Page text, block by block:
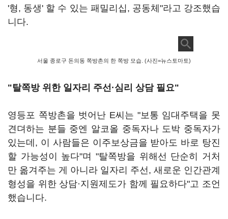
'형, 동생' 할 수 있는 패밀리십, 공동체"라고 강조했습
니다.
서울 종로구 돈의동 쪽방촌의 한 쪽방 모습. (사진=뉴스토마토)
"탈쪽방 위한 일자리 주선·심리 상담 필요"
영등포 쪽방촌을 벗어난 E씨는 "보통 임대주택을 못
견뎌하는 분들 중엔 알코올 중독자나 도박 중독자가
있는데, 이 사람들은 이주보상금을 받아도 바로 탕진
할 가능성이 높다"며 "탈쪽방을 위해선 단순히 거처
만 옮겨주는 게 아니라 일자리 주선, 새로운 인간관계
형성을 위한 상담·지원제도가 함께 필요하다"고 조언
했습니다.